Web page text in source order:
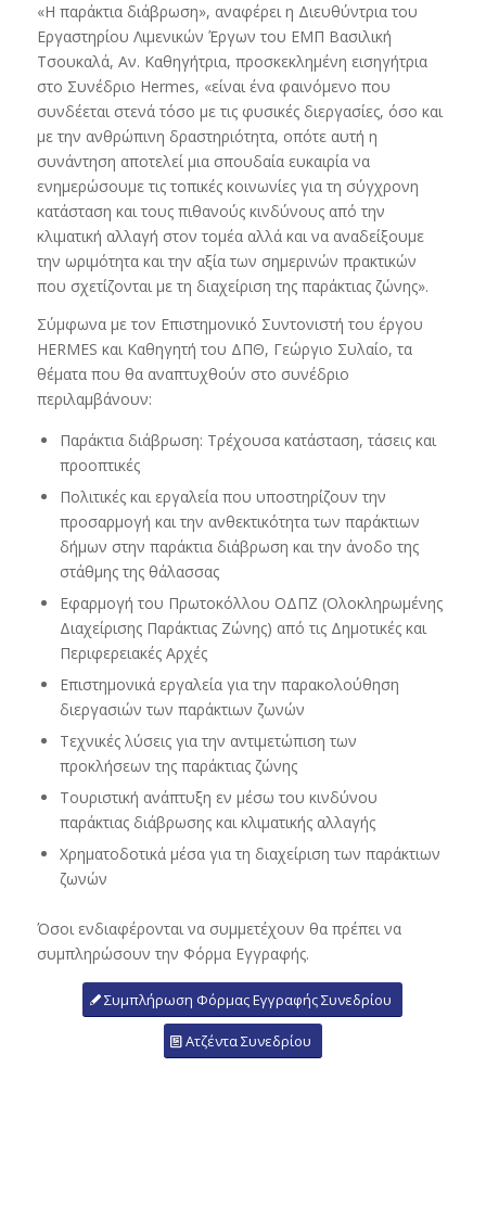
«Η παράκτια διάβρωση», αναφέρει η Διευθύντρια του
Εργαστηρίου Λιμενικών Έργων του ΕΜΠ Βασιλική
Τσουκαλά, Αν. Καθηγήτρια, προσκεκλημένη εισηγήτρια
στο Συνέδριο Hermes, «είναι ένα φαινόμενο που
συνδέεται στενά τόσο με τις φυσικές διεργασίες, όσο και
με την ανθρώπινη δραστηριότητα, οπότε αυτή η
συνάντηση αποτελεί μια σπουδαία ευκαιρία να
ενημερώσουμε τις τοπικές κοινωνίες για τη σύγχρονη
κατάσταση και τους πιθανούς κινδύνους από την
κλιματική αλλαγή στον τομέα αλλά και να αναδείξουμε
την ωριμότητα και την αξία των σημερινών πρακτικών
που σχετίζονται με τη διαχείριση της παράκτιας ζώνης».
Σύμφωνα με τον Επιστημονικό Συντονιστή του έργου
HERMES και Καθηγητή του ΔΠΘ, Γεώργιο Συλαίο, τα
θέματα που θα αναπτυχθούν στο συνέδριο
περιλαμβάνουν:
Παράκτια διάβρωση: Τρέχουσα κατάσταση, τάσεις και
προοπτικές
Πολιτικές και εργαλεία που υποστηρίζουν την
προσαρμογή και την ανθεκτικότητα των παράκτιων
δήμων στην παράκτια διάβρωση και την άνοδο της
στάθμης της θάλασσας
Εφαρμογή του Πρωτοκόλλου ΟΔΠΖ (Ολοκληρωμένης
Διαχείρισης Παράκτιας Ζώνης) από τις Δημοτικές και
Περιφερειακές Αρχές
Επιστημονικά εργαλεία για την παρακολούθηση
διεργασιών των παράκτιων ζωνών
Τεχνικές λύσεις για την αντιμετώπιση των
προκλήσεων της παράκτιας ζώνης
Τουριστική ανάπτυξη εν μέσω του κινδύνου
παράκτιας διάβρωσης και κλιματικής αλλαγής
Χρηματοδοτικά μέσα για τη διαχείριση των παράκτιων
ζωνών
Όσοι ενδιαφέρονται να συμμετέχουν θα πρέπει να
συμπληρώσουν την Φόρμα Εγγραφής.
Συμπλήρωση Φόρμας Εγγραφής Συνεδρίου
Ατζέντα Συνεδρίου